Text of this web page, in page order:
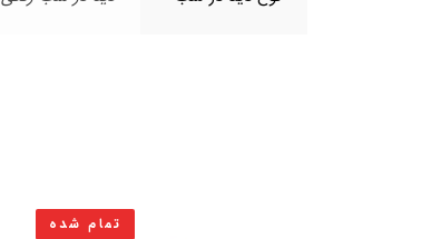
تمام شده